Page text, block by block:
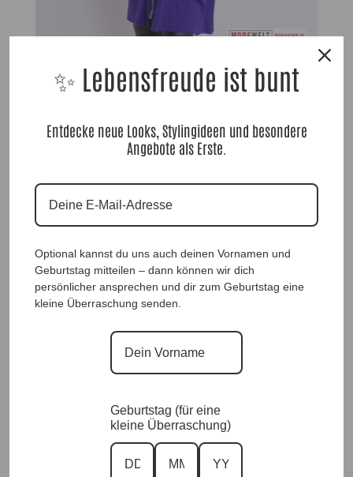
Royal Comfort Jacke Lila |Gr. UNI 38-48|, Anr.: 4190
79,90€
TrendstyleJacke Chira Safari |Gr. UNI 40-46|, Anr.: 2432
✨ Lebensfreude ist bunt
Entdecke neue Looks, Stylingideen und besondere
Angebote als Erste.
Optional kannst du uns auch deinen Vornamen und
Geburtstag mitteilen – dann können wir dich
persönlicher ansprechen und dir zum Geburtstag eine
kleine Überraschung senden.
Geburtstag (für eine
kleine Überraschung)